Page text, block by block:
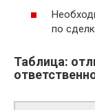
по
Таблица: